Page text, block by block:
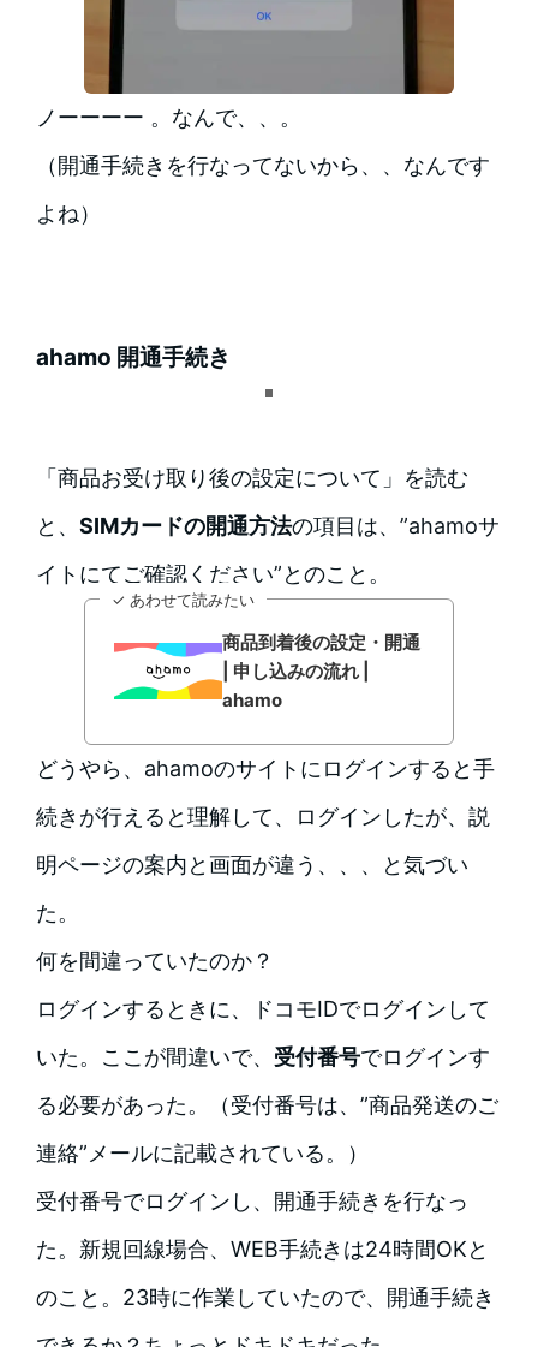
ノーーーー 。なんで、、。
（開通手続きを行なってないから、、なんです
よね）
ahamo 開通手続き
「商品お受け取り後の設定について」を読む
と、 SIMカードの開通方法の項目は、”ahamoサ
イトにてご確認ください”とのこと。
✓ あわせて読みたい
商品到着後の設定・開通
| 申し込みの流れ |
ahamo
どうやら、ahamoのサイトにログインすると手
続きが行えると理解して、ログインしたが、説
明ページの案内と画面が違う、、、と気づい
た。
何を間違っていたのか？
ログインするときに、ドコモIDでログインして
いた。ここが間違いで、 受付番号でログインす
る必要があった。（受付番号は、”商品発送のご
連絡”メールに記載されている。）
受付番号でログインし、開通手続きを行なっ
た。新規回線場合、WEB手続きは24時間OKと
のこと。23時に作業していたので、開通手続き